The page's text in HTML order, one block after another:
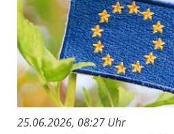
25.06.2026, 08:27 Uhr